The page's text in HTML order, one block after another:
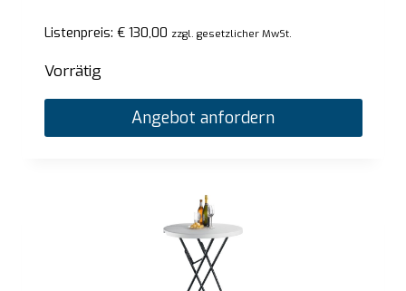
Listenpreis: €130,00 zzgl. gesetzlicher MwSt.
Vorrätig
Angebot anfordern